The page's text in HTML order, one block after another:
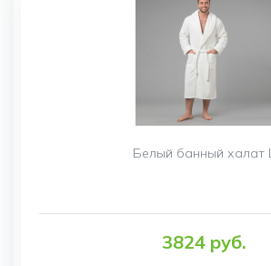
Белый банный халат
3824 руб.